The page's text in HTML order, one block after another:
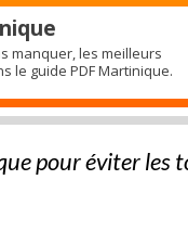
manquer, les meilleurs
le guide PDF Martinique.
pour éviter les